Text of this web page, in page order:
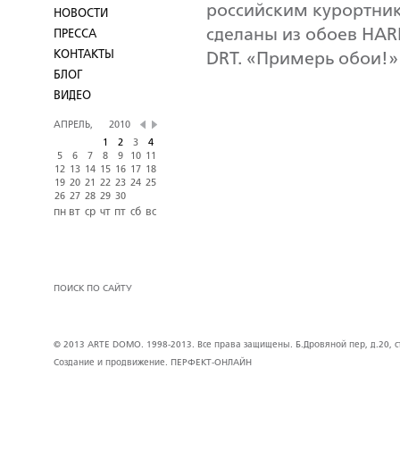
НОВОСТИ
ПРЕССА
КОНТАКТЫ
БЛОГ
ВИДЕО
АПРЕЛЬ,
2010
1
2 3
4
5
6 7 8 9 10
11
12 13 14 15 16 17
18
19 20 21 22 23 24 25
26 27 28 29 30
пн вт ср чт пт сб вс
ПОИСК ПО САЙТУ
российским
сделаны из обоев
DRT. «Примерь обои!»
© 2013 ARTE DOMO. 1998-2013. Все права защищены. Б.Дровяной пер, д.20,
Создание и продвижение.
ПЕРФЕКТ-ОНЛАЙН